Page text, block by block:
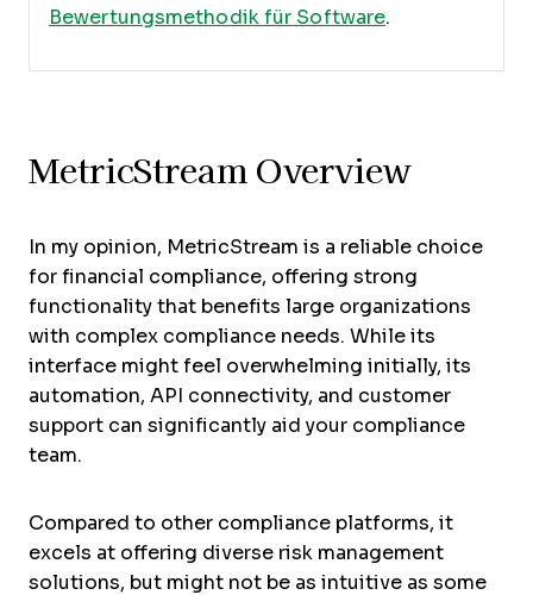
Bewertungsmethodik für Software.
MetricStream Overview
In my opinion, MetricStream is a reliable choice
for financial compliance, offering strong
functionality that benefits large organizations
with complex compliance needs. While its
interface might feel overwhelming initially, its
automation, API connectivity, and customer
support can significantly aid your compliance
team.
Compared to other compliance platforms, it
excels at offering diverse risk management
solutions, but might not be as intuitive as some